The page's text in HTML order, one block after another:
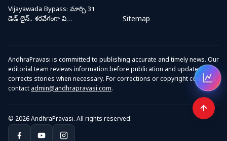
Vijayawada Bypass: మార్చి 31
డెడ్ లైన్.. శరవేగంగా వి…
Sitemap
AndhraPravasi is committed to publishing accurate and timely news. Our
editorial team reviews information before publication and updates or
corrects stories when necessary. For corrections or copyright concerns,
contactadmin@andhrapravasi.com.
© 2026 AndhraPravasi. All rights reserved.